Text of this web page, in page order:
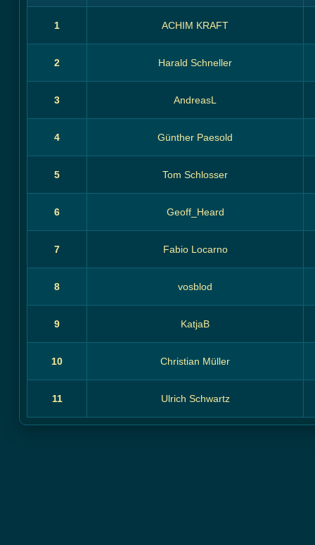
1 ACHIM KRAFT
2 Harald Schneller
3 AndreasL
4 Günther Paesold
5 Tom Schlosser
6 Geoff_Heard
7 Fabio Locarno
8 vosblod
9 KatjaB
10 Christian Müller
11 Ulrich Schwartz